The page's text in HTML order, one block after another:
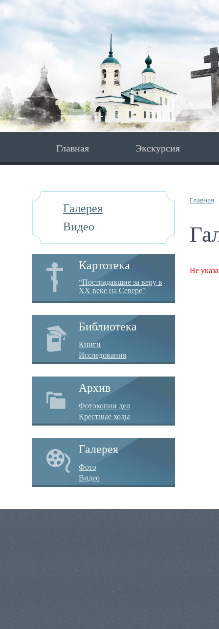
Главная Экскурсия
Галерея
Видео
Картотека
“Пострадавшие за веру в
XX веке на Севере”
Библиотека
Книги
Исследования
Архив
Фотокопии дел
Крестные ходы
Галерея
Фото
Видео
Главная
Не